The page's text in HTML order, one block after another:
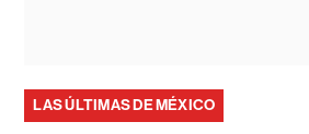
LAS ÚLTIMAS DE MÉXICO